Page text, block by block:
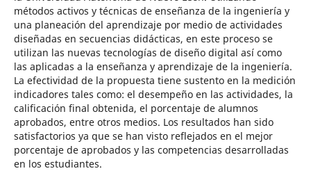
métodos activos y técnicas de enseñanza de la ingeniería y
una planeación del aprendizaje por medio de actividades
diseñadas en secuencias didácticas, en este proceso se
utilizan las nuevas tecnologías de diseño digital así como
las aplicadas a la enseñanza y aprendizaje de la ingeniería.
La efectividad de la propuesta tiene sustento en la medición
indicadores tales como: el desempeño en las actividades, la
calificación final obtenida, el porcentaje de alumnos
aprobados, entre otros medios. Los resultados han sido
satisfactorios ya que se han visto reflejados en el mejor
porcentaje de aprobados y las competencias desarrolladas
en los estudiantes.